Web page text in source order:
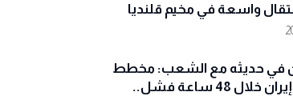
واسعة في مخيم قلنديا
في حديثه مع الشعب: مخطط
إسقاط إيران خلال 48 ساعة فشل..